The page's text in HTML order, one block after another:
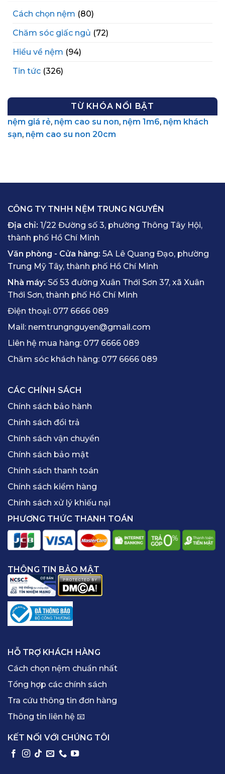
Cách chọn nệm (80)
Chăm sóc giấc ngủ (72)
Hiểu về nệm (94)
Tin tức (326)
TỪ KHÓA NỔI BẬT
nệm giá rẻ, nệm cao su non, nệm 1m6, nệm khách
sạn, nệm cao su non 20cm
CÔNG TY TNHH NỆM TRUNG NGUYÊN
Địa chỉ: 1/22 Đường số 3, phường Thông Tây Hội,
thành phố Hồ Chí Minh
Văn phòng - Cửa hàng: 5A Lê Quang Đạo, phường
Trung Mỹ Tây, thành phố Hồ Chí Minh
Nhà máy: Số 53 đường Xuân Thới Sơn 37, xã Xuân
Thới Sơn, thành phố Hồ Chí Minh
Điện thoại: 077 6666 089
Mail: nemtrungnguyen@gmail.com
Liên hệ mua hàng: 077 6666 089
Chăm sóc khách hàng: 077 6666 089
CÁC CHÍNH SÁCH
Chính sách bảo hành
Chính sách đổi trả
Chính sách vận chuyển
Chính sách bảo mật
Chính sách thanh toán
Chính sách kiểm hàng
Chính sách xử lý khiếu nại
PHƯƠNG THỨC THANH TOÁN
THÔNG TIN BẢO MẬT
HỖ TRỢ KHÁCH HÀNG
Cách chọn nệm chuẩn nhất
Tổng hợp các chính sách
Tra cứu thông tin đơn hàng
Thông tin liên hệ 📧
KẾT NỐI VỚI CHÚNG TÔI